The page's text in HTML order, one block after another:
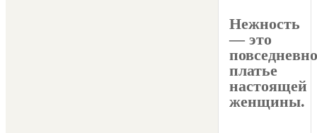
Нежность
— это
платье
настоящей
женщины.